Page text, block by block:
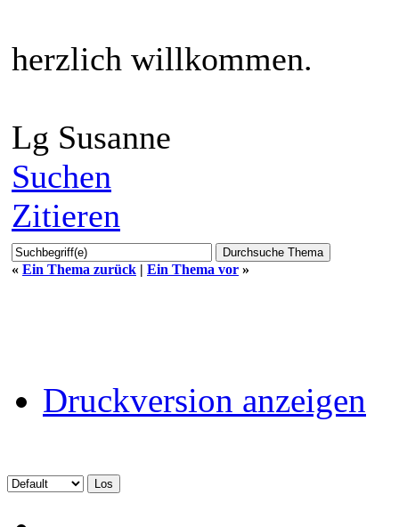
herzlich willkommen.
Lg Susanne
Suchen
Zitieren
« Ein Thema zurück | Ein Thema vor »
Druckversion anzeigen